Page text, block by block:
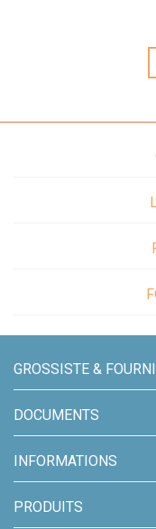
GROSSISTE &
DOCUMENTS
INFORMATIONS
PRODUITS